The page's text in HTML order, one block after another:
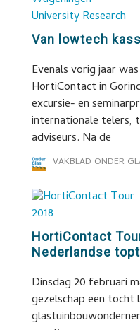
Van lowtech
Evenals vorig jaar
HortiContact in
excursie- en
internationale telers,
adviseurs. Na de
VAKBLAD ONDER
HortiContact
Nederlandse
Dinsdag 20 februari
gezelschap een tocht